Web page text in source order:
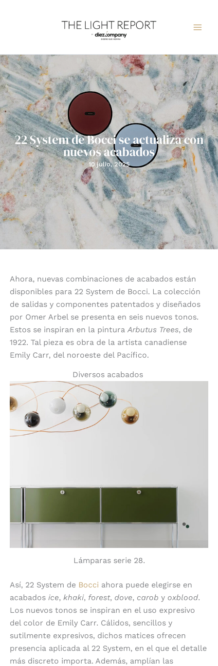
22 System de Bocci se actualiza con
nuevos acabados
10 julio, 2025
Ahora, nuevas combinaciones de acabados están
disponibles para 22 System de Bocci. La colección
de salidas y componentes patentados y diseñados
por Omer Arbel se presenta en seis nuevos tonos.
Estos se inspiran en la pinturaArbutus Trees, de
1922. Tal pieza es obra de la artista canadiense
Emily Carr, del noroeste del Pacífico.
Diversos acabados
Lámparas serie 28.
Así, 22 System de Bocci ahora puede elegirse en
acabados ice, khaki, forest, dove, carob y oxblood.
Los nuevos tonos se inspiran en el uso expresivo
del color de Emily Carr. Cálidos, sencillos y
sutilmente expresivos, dichos matices ofrecen
presencia aplicada al 22 System, en el que el detalle
más discreto importa. Además, amplían las